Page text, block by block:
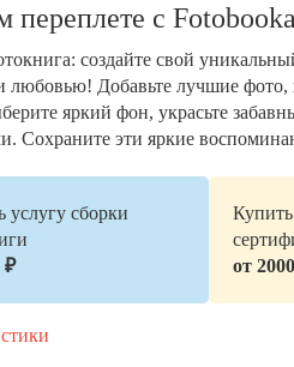
переплете с
создайте свой
любовью! Добавьте лучшие
яркий фон, украсьте
Сохраните эти яркие
услугу сборки
₽
от